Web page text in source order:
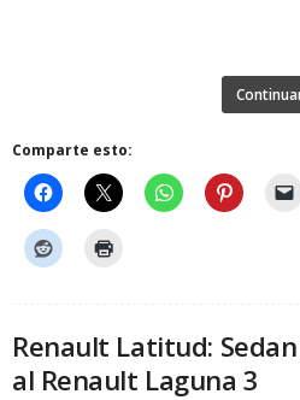
Comparte esto:
Renault Latitud:
al Renault Laguna 3